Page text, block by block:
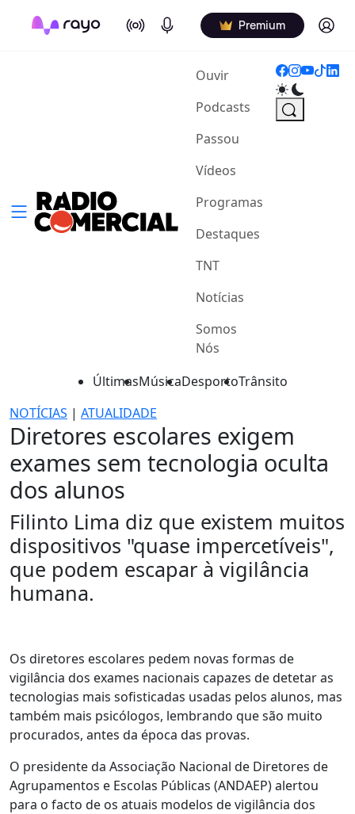
On Air Podcasts Premium Log in
Ouvir(current)
Podcasts
Passou
Vídeos
Programas
Destaques
TNT
Notícias
Somos
Nós
ÚltimasMúsicaDesportoTrânsito
NOTÍCIAS | ATUALIDADE
Diretores escolares exigem
exames sem tecnologia oculta
dos alunos
Filinto Lima diz que existem muitos
dispositivos "quase impercetíveis",
que podem escapar à vigilância
humana.
Os diretores escolares pedem novas formas de
vigilância dos exames nacionais capazes de detetar as
tecnologias mais sofisticadas usadas pelos alunos, mas
também mais psicólogos, lembrando que são muito
procurados, antes da época das provas.
O presidente da Associação Nacional de Diretores de
Agrupamentos e Escolas Públicas (ANDAEP) alertou
para o facto de os atuais modelos de vigilância dos